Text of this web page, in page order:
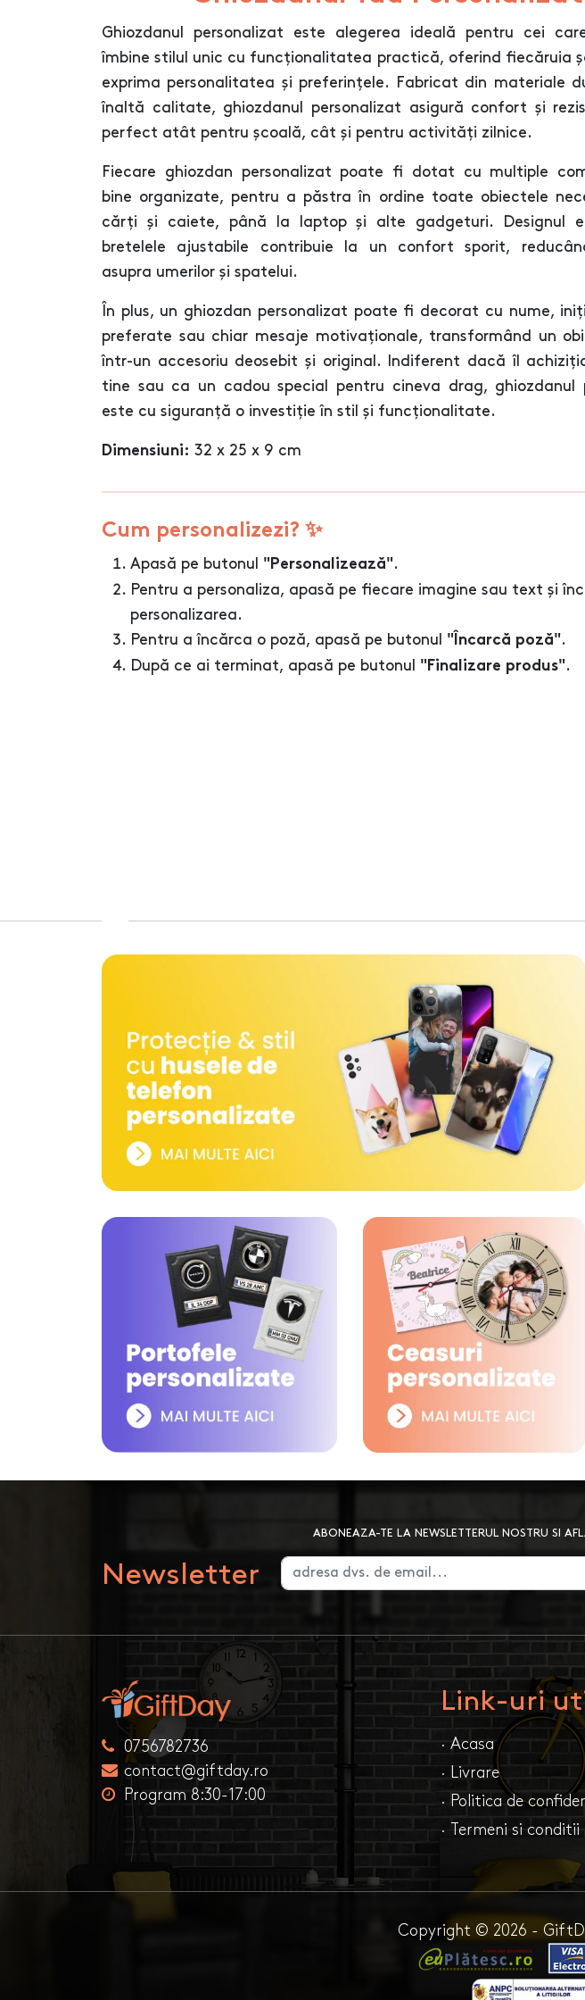
Ghiozdanul personalizat este alegerea ideală pentru cei
îmbine stilul unic cu funcționalitatea practică, oferind fiecăruia
exprima personalitatea și preferințele. Fabricat din materiale
înaltă calitate, ghiozdanul personalizat asigură confort și
perfect atât pentru școală, cât și pentru activități zilnice.
Fiecare ghiozdan personalizat poate fi dotat cu multiple
bine organizate, pentru a păstra în ordine toate obiectele
cărți și caiete, până la laptop și alte gadgeturi. Designul
bretelele ajustabile contribuie la un confort sporit,
asupra umerilor și spatelui.
În plus, un ghiozdan personalizat poate fi decorat cu nume,
preferate sau chiar mesaje motivaționale, transformând un
într-un accesoriu deosebit și original. Indiferent dacă îl
tine sau ca un cadou special pentru cineva drag, ghiozdanul
este cu siguranță o investiție în stil și funcționalitate.
Dimensiuni: 32 x 25 x 9 cm
Cum personalizezi? ✨
Apasă pe butonul "Personalizează".
Pentru a personaliza, apasă pe fiecare imagine sau text și
personalizarea.
Pentru a încărca o poză, apasă pe butonul "Încarcă poză".
După ce ai terminat, apasă pe butonul "Finalizare produs".
Newsletter
ABONEAZA-TE LA NEWSLETTERUL NOSTRU SI
0756782736
contact@giftday.ro
Program 8:30-17:00
Link-uri
· Acasa
· Livrare
· Politica de
· Termeni si conditii
Copyright © 2026 -